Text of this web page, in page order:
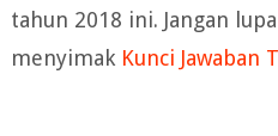
tahun 2018 ini. Jangan
menyimak Kunci Jawaban